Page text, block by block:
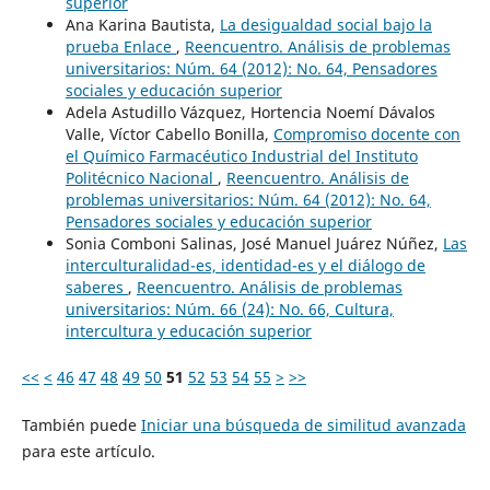
Ana Karina Bautista, La desigualdad social bajo la
prueba Enlace , Reencuentro. Análisis de problemas
universitarios: Núm. 64 (2012): No. 64, Pensadores
sociales y educación superior
Adela Astudillo Vázquez, Hortencia Noemí Dávalos
Valle, Víctor Cabello Bonilla, Compromiso docente con
el Químico Farmacéutico Industrial del Instituto
Politécnico Nacional , Reencuentro. Análisis de
problemas universitarios: Núm. 64 (2012): No. 64,
Pensadores sociales y educación superior
Sonia Comboni Salinas, José Manuel Juárez Núñez, Las
interculturalidad-es, identidad-es y el diálogo de
saberes , Reencuentro. Análisis de problemas
universitarios: Núm. 66 (24): No. 66, Cultura,
intercultura y educación superior
<< < 46 47 48 49 50 51 52 53 54 55 > >>
También puede Iniciar una búsqueda de similitud avanzada
para este artículo.